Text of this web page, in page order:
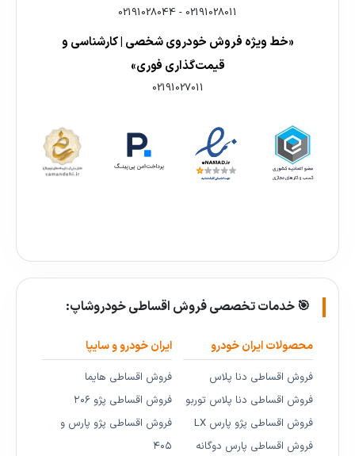
02191028011
-
02191028044
«خط ویژه فروش خودروی شخصی | کارشناسی و
قیمت‌گذاری فوری»
02191027011
🎯 خدمات تخصصی فروش اقساطی خودروشاپ:
محصولات ایران خودرو
فروش اقساطی دنا پلاس
فروش اقساطی دنا پلاس توربو
فروش اقساطی پژو پارس LX
فروش اقساطی پارس دوگانه
ایران خودرو و سایپا
فروش اقساطی هایما
فروش اقساطی پژو ۲۰۶
فروش اقساطی پژو پارس و
۴۰۵